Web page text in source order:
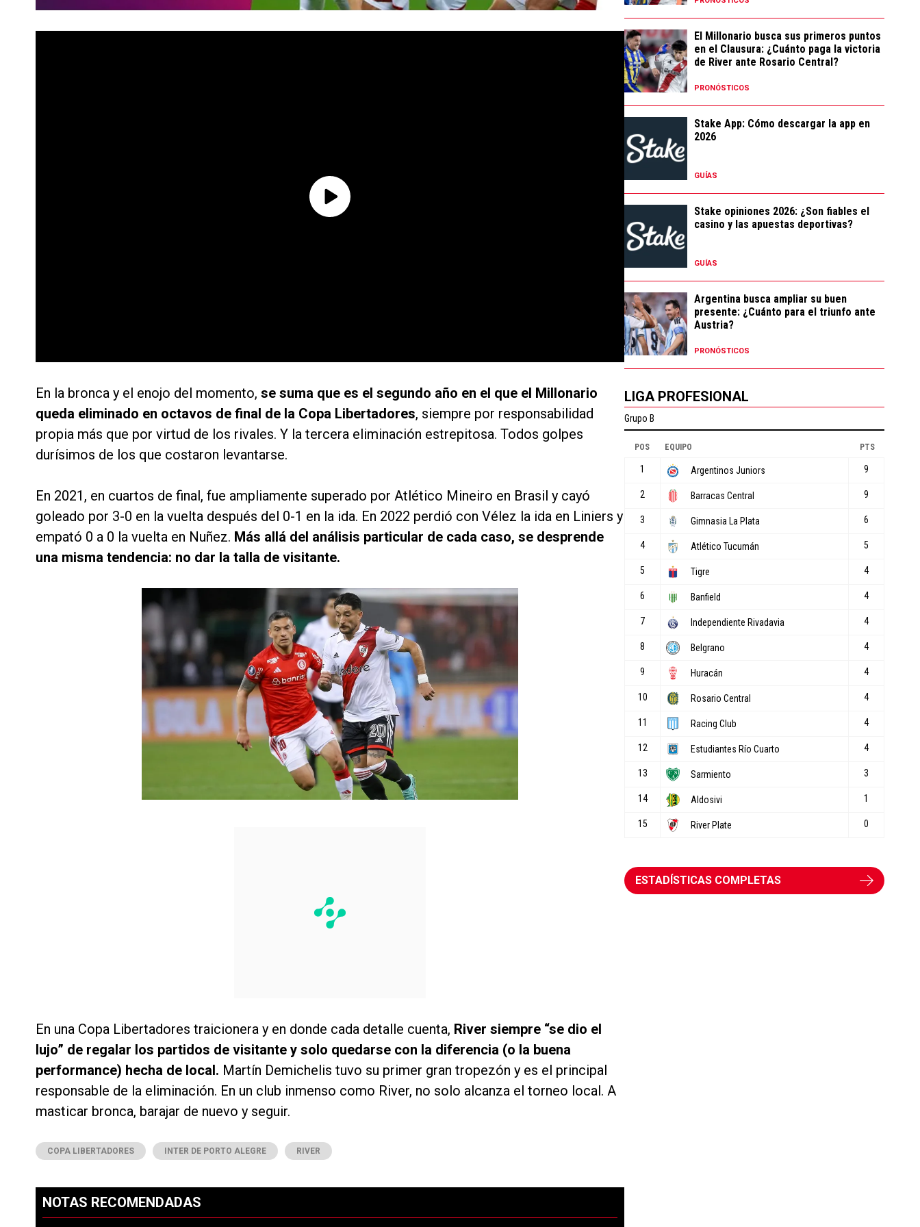
En la bronca y el enojo del momento, se suma que es el segundo año en el que el Millonario
queda eliminado en octavos de final de la Copa Libertadores, siempre por responsabilidad
propia más que por virtud de los rivales. Y la tercera eliminación estrepitosa. Todos golpes
durísimos de los que costaron levantarse.
En 2021, en cuartos de final, fue ampliamente superado por Atlético Mineiro en Brasil y cayó
goleado por 3-0 en la vuelta después del 0-1 en la ida. En 2022 perdió con Vélez la ida en Liniers y
empató 0 a 0 la vuelta en Nuñez. Más allá del análisis particular de cada caso, se desprende
una misma tendencia: no dar la talla de visitante.
En una Copa Libertadores traicionera y en donde cada detalle cuenta, River siempre “se dio el
lujo” de regalar los partidos de visitante y solo quedarse con la diferencia (o la buena
performance) hecha de local. Martín Demichelis tuvo su primer gran tropezón y es el principal
responsable de la eliminación. En un club inmenso como River, no solo alcanza el torneo local. A
masticar bronca, barajar de nuevo y seguir.
COPA LIBERTADORES INTER DE PORTO ALEGRE RIVER
NOTAS RECOMENDADAS
El Millonario busca sus primeros puntos
en el Clausura: ¿Cuánto paga la victoria
de River ante Rosario Central?
PRONÓSTICOS
Stake App: Cómo descargar la app en
2026
GUÍAS
Stake opiniones 2026: ¿Son fiables el
casino y las apuestas deportivas?
GUÍAS
Argentina busca ampliar su buen
presente: ¿Cuánto para el triunfo ante
Austria?
PRONÓSTICOS
LIGA PROFESIONAL
ESTADÍSTICAS COMPLETAS